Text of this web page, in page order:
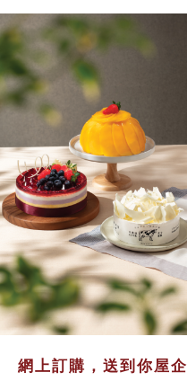
網上訂購，送到你屋企